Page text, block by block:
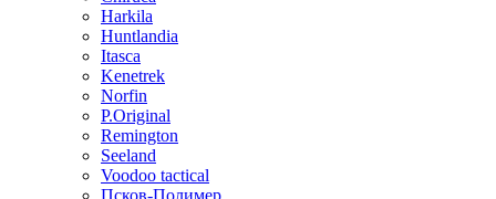
Harkila
Huntlandia
Itasca
Kenetrek
Norfin
P.Original
Remington
Seeland
Voodoo tactical
Псков-Полимер